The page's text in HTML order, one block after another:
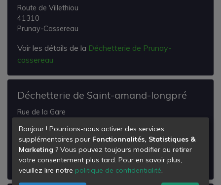
Route de Villethiou
41310
Prunay-Cassereau
Voir les détails de la Déchetterie de Prunay-
cassereau
Déchetterie de Saint-amand-longpré
Rue de la Gare
Saint-Amand-Longpré
Voir les détails de laDéchetterie de Saint-amand-
longpré
Bonjour ! Pourrions-nous activer des services
supplémentaires pour Fonctionnalités, Statistiques &
Marketing ? Vous pouvez toujours modifier ou retirer
votre consentement plus tard. Pour en savoir plus,
veuillez lire notre politique de confidentialité.